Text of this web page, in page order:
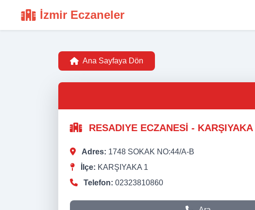
İzmir Eczaneler
Ana Sayfaya Dön
RESADIYE ECZANESİ - KARŞIYAKA
Adres: 1748 SOKAK NO:44/A-B
İlçe: KARŞIYAKA 1
Telefon: 02323810860